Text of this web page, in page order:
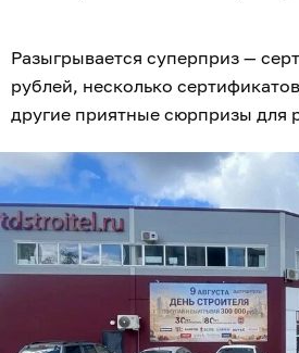
Разыгрывается суперприз —
рублей, несколько
другие приятные сюрпризы для